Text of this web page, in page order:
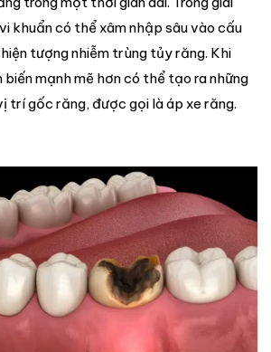
khuẩn có thể xâm nhập sâu vào cấu
tượng nhiễm trùng tủy răng. Khi
biến mạnh mẽ hơn có thể tạo ra những
trí gốc răng, được gọi là áp xe răng.